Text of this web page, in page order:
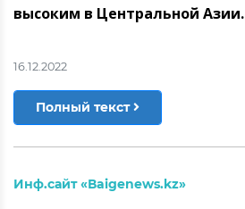
высоким в Центральной Азии.
16.12.2022
Полный текст
Инф.сайт «Вaigenews.kz»